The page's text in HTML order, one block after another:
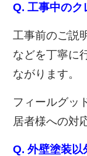
Q. 工事中のク
工事前のご説
などを丁寧に
ながります。
フィールグッ
居者様への対
Q. 外壁塗装以